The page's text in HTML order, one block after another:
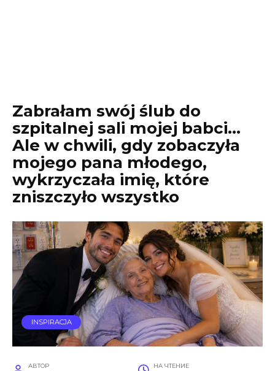
Zabrałam swój ślub do
szpitalnej sali mojej babci…
Ale w chwili, gdy zobaczyła
mojego pana młodego,
wykrzyczała imię, które
zniszczyło wszystko
INSPIRACJA
АВТОР НА ЧТЕНИЕ